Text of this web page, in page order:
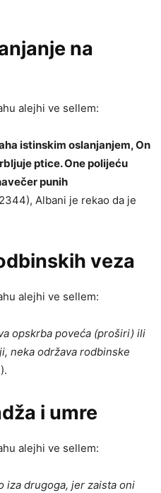
na
alejhi ve sellem:
istinskim oslanjanjem, On
ptice. One polijeću
punih
Albani je rekao da je
veza
alejhi ve sellem:
opskrba poveća (proširi) ili
neka održava rodbinske
i umre
alejhi ve sellem:
iza drugoga, jer zaista oni